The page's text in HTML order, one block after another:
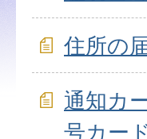
住所の
通知カ
号カー